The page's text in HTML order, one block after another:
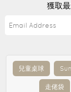
獲取
兒童桌球
走佬袋